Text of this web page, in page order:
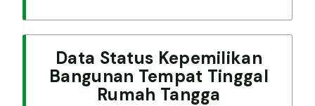
Data Status Kepemilikan
Bangunan Tempat Tinggal
Rumah Tangga